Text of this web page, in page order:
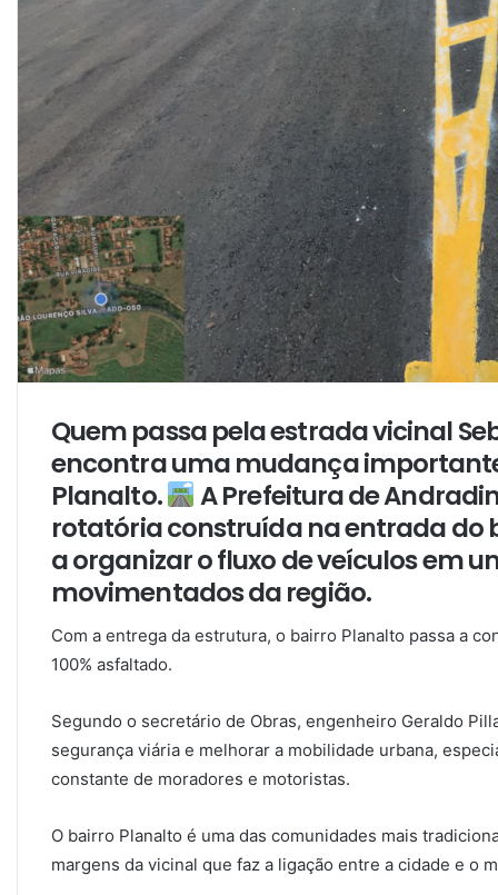
Quem passa pela estrada vicinal
encontra uma mudança
Planalto.
A Prefeitura de
rotatória construída na entrada do
a organizar o fluxo de veículos em
movimentados da região.
Com a entrega da estrutura, o bairro Planalto passa a
100% asfaltado.
Segundo o secretário de Obras, engenheiro Geraldo
segurança viária e melhorar a mobilidade urbana,
constante de moradores e motoristas.
O bairro Planalto é uma das comunidades mais
margens da vicinal que faz a ligação entre a cidade e o